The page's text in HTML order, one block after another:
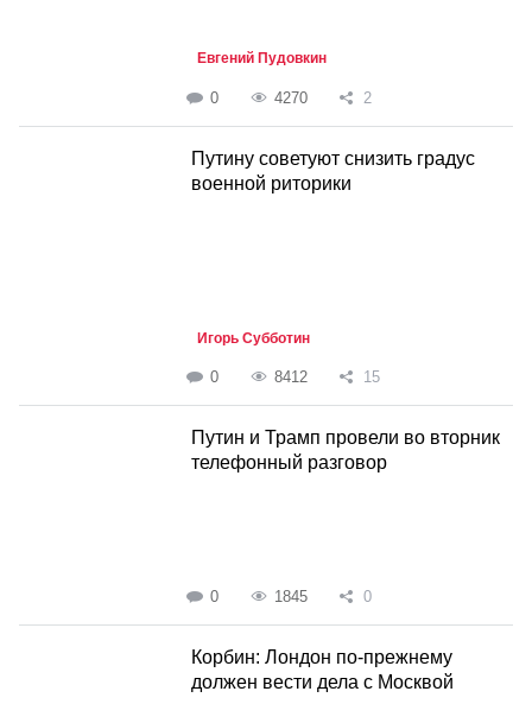
Евгений Пудовкин
0 4270 2
Путину советуют снизить градус
военной риторики
Игорь Субботин
0 8412 15
Путин и Трамп провели во вторник
телефонный разговор
0 1845 0
Корбин: Лондон по-прежнему
должен вести дела с Москвой